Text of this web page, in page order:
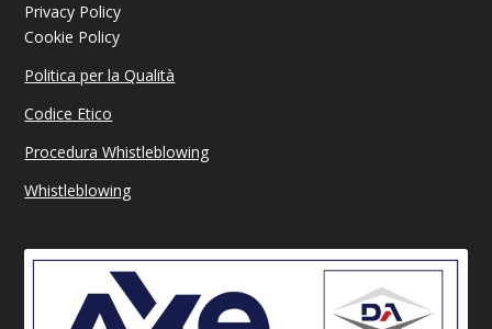
Privacy Policy
Cookie Policy
Politica per la Qualità
Codice Etico
Procedura Whistleblowing
Whistleblowing